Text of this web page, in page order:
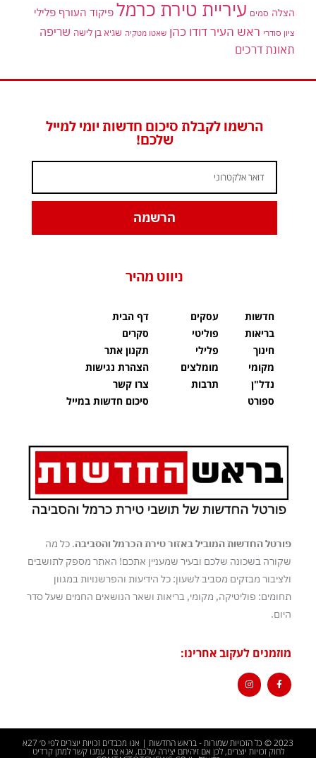
הצלה סמים עיריית טירת כרמל פיקוד העורף פלילי
ציון סודרי ראש העיר דודו כהן שאטו מטקיה שגיא בן לישה שריפה
תאונת דרכים
הרשמו לקבלת סיכום חדשות יומי למייל
שלכם!
הרשמה
ניווט מהיר
חדשות
בריאות
חינוך
מקומי
נדל"ן
ספורט
עסקים
פוליטי
פלילי
מומלצים
תרבות
דף הבית
סקרים
תקנון אתר
הצהרת נגישות
צרו קשר
סיכום חדשות במייל
פורטל החדשות המוביל באזור טירת הכרמל והסביבה. כל מה
שקורה בשכונה שלכם ובעיר שמעניין אתכם! האתר מספק לתושבים
ולציבור מבזקים מסביב לשעון: כל הידיעות והפרשנויות במגוון
תחומים: פוליטיקה, מקומי, בריאות ושאר הנושאים החמים שעל סדר
היום.
מוזמנים לעקוב אחרינו:
2023 © כל הזכויות שמורות - בראש החדשות | אנו מכבדים זכויות יוצרים לפי ס׳ 27א
לחוק זכויות יוצרים, לכן אם זיהיתם יצירה שלכם, אנא צרו עמנו קשר למתן קרדיט